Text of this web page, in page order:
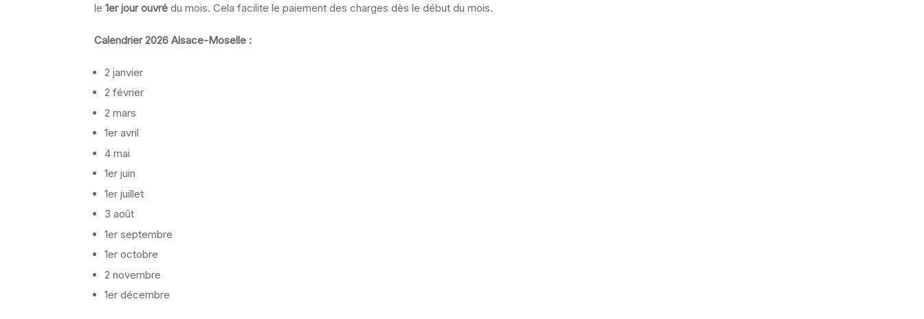
le 1er jour ouvré du mois. Cela facilite le paiement des charges dès le début du mois.
Calendrier 2026 Alsace-Moselle :
2 janvier
2 février
2 mars
1er avril
4 mai
1er juin
1er juillet
3 août
1er septembre
1er octobre
2 novembre
1er décembre